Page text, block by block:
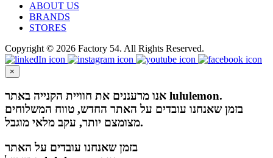
ABOUT US
BRANDS
STORES
Copyright © 2026 Factory 54. All Rights Reserved.
×
אנו מרעננים את חוויית הקנייה באתר lululemon.
בזמן שאנחנו עובדים על האתר החדש, טווח המשלוחים
מצומצם יותר, עקב מלאי מוגבל.
בזמן שאנחנו עובדים על האתר